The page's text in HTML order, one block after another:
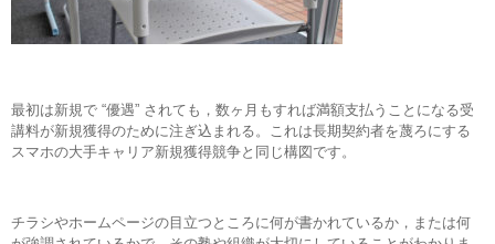
最初は新規で “優遇” されても，数ヶ月もすれば満額支払うことになる受
講料が新規獲得のために注ぎ込まれる。これは長期契約者を蔑ろにする
スマホの大手キャリア新規獲得競争と同じ構図です。
チラシやホームページの目立つところに何が書かれているか，または何